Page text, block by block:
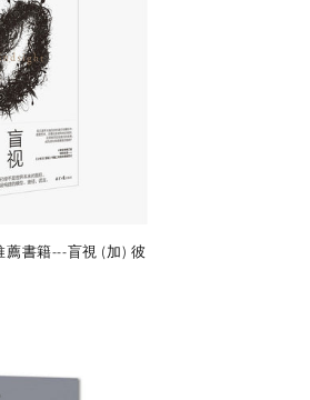
薦書籍---盲視 (加) 彼